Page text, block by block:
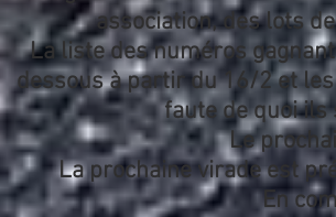
association, des lots
La liste des numéros
dessous à partir du 16/2 et
faute de quoi ils
Le
La prochaine virade est
En